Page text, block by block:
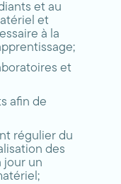
et au
et
à la
et
afin de
régulier du
des
jour un